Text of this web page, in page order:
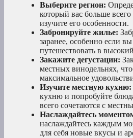
Выберите регион:
который вас больше всего
изучите его особенности.
Забронируйте жилье:
заранее, особенно если
путешествовать в
Закажите дегустации:
местных винодельнях,
максимальное
Изучите местную кухню:
кухню и попробуйте
всего сочетаются с
Наслаждайтесь
наслаждайтесь каждым
для себя новые вкусы и